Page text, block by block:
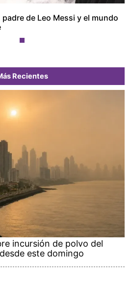
de Leo Messi y el mundo
Recientes
incursión de polvo del
este domingo